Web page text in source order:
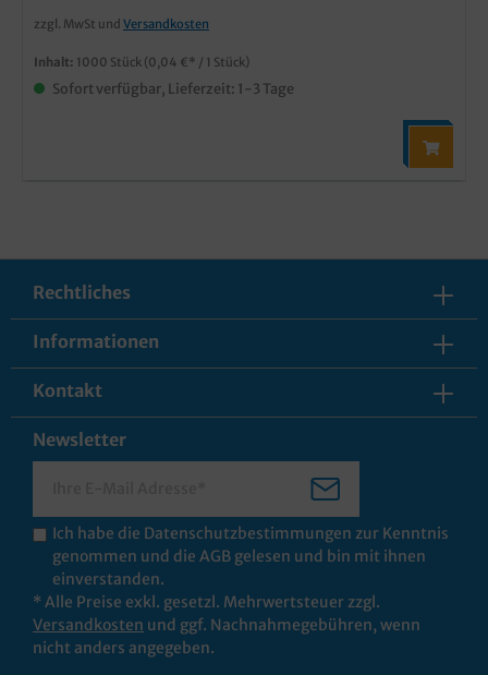
zzgl. MwSt und Versandkosten
Inhalt: 1000 Stück (0,04 €* / 1 Stück)
Sofort verfügbar, Lieferzeit: 1-3 Tage
Rechtliches
Informationen
Kontakt
Newsletter
Ich habe die Datenschutzbestimmungen zur Kenntnis
genommen und die AGB gelesen und bin mit ihnen
einverstanden.
* Alle Preise exkl. gesetzl. Mehrwertsteuer zzgl.
Versandkosten und ggf. Nachnahmegebühren, wenn
nicht anders angegeben.